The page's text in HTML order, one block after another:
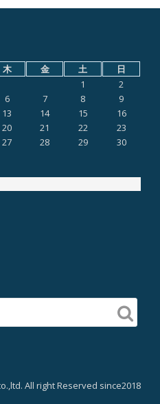
木 金 土
日
1
2
6 7 8
9
13 14 15
16
20 21 22
23
27 28 29
30
All right Reserved since2018